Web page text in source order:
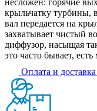
крыльчатку турбины,
вал передается на
захватывает чистый
диффузор, насыщая
это часто бывает,
Оплата и доставка